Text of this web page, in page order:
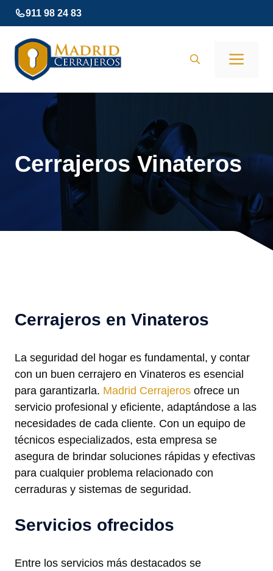
Saltar
al
contenido
911 98 24 83
Cerrajeros Vinateros
Cerrajeros en Vinateros
La seguridad del hogar es fundamental, y contar
con un buen cerrajero en Vinateros es esencial
para garantizarla. Madrid Cerrajeros ofrece un
servicio profesional y eficiente, adaptándose a las
necesidades de cada cliente. Con un equipo de
técnicos especializados, esta empresa se
asegura de brindar soluciones rápidas y efectivas
para cualquier problema relacionado con
cerraduras y sistemas de seguridad.
Servicios ofrecidos
Entre los servicios más destacados se